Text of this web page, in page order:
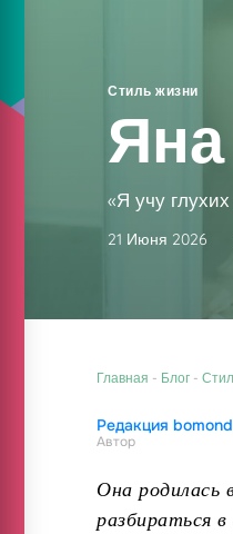
Стиль жизни
«Я учу
21 Июня 2026
Главная - Блог -
Редакция bomond
Автор
Она родилась
разбираться